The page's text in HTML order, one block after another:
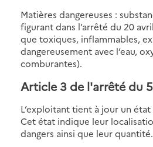
Matières dangereuses :
figurant dans l’arrêté du 20
que toxiques, inflammables,
dangereusement avec l’eau,
comburantes).
Article 3 de l'arrêté du
L’exploitant tient à jour un
Cet état indique leur
dangers ainsi que leur quantité.